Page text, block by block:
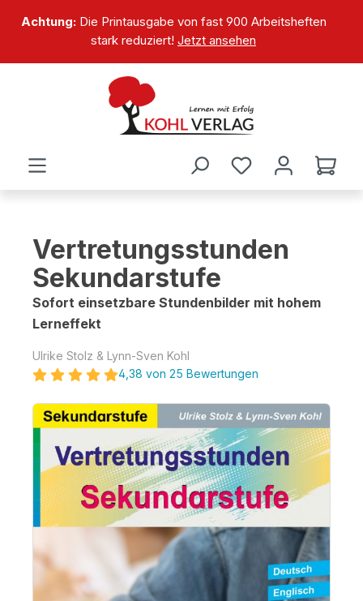
springen
Achtung:Die Printausgabe von fast 900 Arbeitsheften
stark reduziert! Jetzt ansehen
Vertretungsstunden
Sekundarstufe
Sofort einsetzbare Stundenbilder mit hohem
Lerneffekt
Ulrike Stolz & Lynn-Sven Kohl
4,38 von 25 Bewertungen
Bildergalerie überspringen